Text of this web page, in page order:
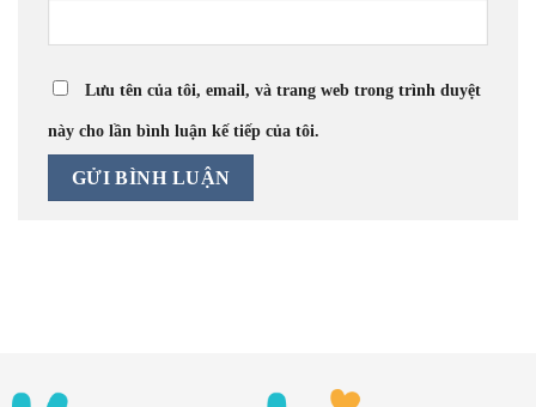
Lưu tên của tôi, email, và trang web trong trình duyệt
này cho lần bình luận kế tiếp của tôi.